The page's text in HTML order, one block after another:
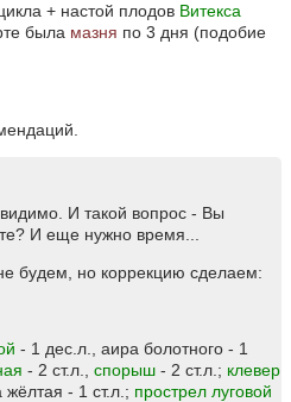
+ настой плодов Витекса
была мазня по 3 дня (подобие
И такой вопрос - Вы
И еще нужно время...
будем, но коррекцию сделаем:
- 1 дес.л., аира болотного - 1
- 2 ст.л., спорыш - 2 ст.л.; клевер
жёлтая - 1 ст.л.; прострел луговой